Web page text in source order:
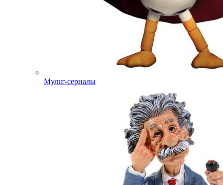
Мульт-сериалы